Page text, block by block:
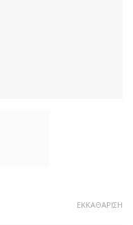
ΕΚΚΑΘΆΡΙΣΗ